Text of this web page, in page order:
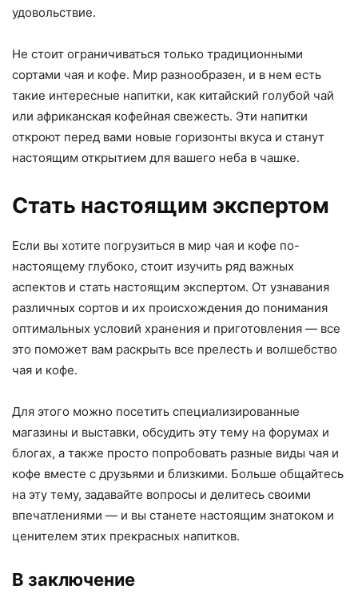
удовольствие.
Не стоит ограничиваться только традиционными
сортами чая и кофе. Мир разнообразен, и в нем есть
такие интересные напитки, как китайский голубой чай
или африканская кофейная свежесть. Эти напитки
откроют перед вами новые горизонты вкуса и станут
настоящим открытием для вашего неба в чашке.
Стать настоящим экспертом
Если вы хотите погрузиться в мир чая и кофе по-
настоящему глубоко, стоит изучить ряд важных
аспектов и стать настоящим экспертом. От узнавания
различных сортов и их происхождения до понимания
оптимальных условий хранения и приготовления — все
это поможет вам раскрыть все прелесть и волшебство
чая и кофе.
Для этого можно посетить специализированные
магазины и выставки, обсудить эту тему на форумах и
блогах, а также просто попробовать разные виды чая и
кофе вместе с друзьями и близкими. Больше общайтесь
на эту тему, задавайте вопросы и делитесь своими
впечатлениями — и вы станете настоящим знатоком и
ценителем этих прекрасных напитков.
В заключение